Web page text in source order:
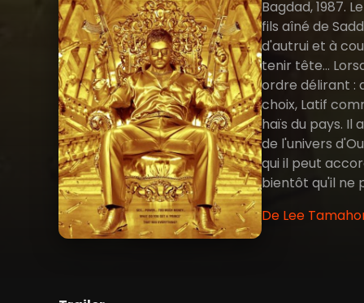
Bagdad, 1987.
fils aîné de
d'autrui et à
tenir tête…
ordre délirant :
choix, Latif
haïs du pays. Il
de l'univers
qui il peut
bientôt qu'il ne
De Lee